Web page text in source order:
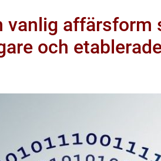
vanlig affärsform
och